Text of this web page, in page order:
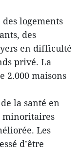
logements
des
en difficulté
privé. La
2.000 maisons
la santé en
minoritaires
Les
d’être